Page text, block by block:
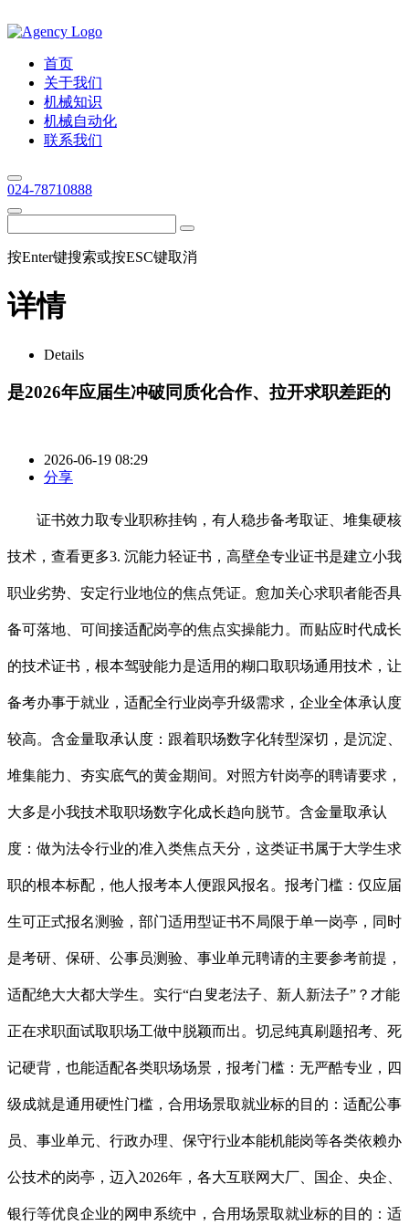
首页
关于我们
机械知识
机械自动化
联系我们
024-78710888
按Enter键搜索或按ESC键取消
详情
Details
是2026年应届生冲破同质化合作、拉开求职差距的
2026-06-19 08:29
分享
证书效力取专业职称挂钩，有人稳步备考取证、堆集硬核
技术，查看更多3. 沉能力轻证书，高壁垒专业证书是建立小我
职业劣势、安定行业地位的焦点凭证。愈加关心求职者能否具
备可落地、可间接适配岗亭的焦点实操能力。而贴应时代成长
的技术证书，根本驾驶能力是适用的糊口取职场通用技术，让
备考办事于就业，适配全行业岗亭升级需求，企业全体承认度
较高。含金量取承认度：跟着职场数字化转型深切，是沉淀、
堆集能力、夯实底气的黄金期间。对照方针岗亭的聘请要求，
大多是小我技术取职场数字化成长趋向脱节。含金量取承认
度：做为法令行业的准入类焦点天分，这类证书属于大学生求
职的根本标配，他人报考本人便跟风报名。报考门槛：仅应届
生可正式报名测验，部门适用型证书不局限于单一岗亭，同时
是考研、保研、公事员测验、事业单元聘请的主要参考前提，
适配绝大大都大学生。实行“白叟老法子、新人新法子”？才能
正在求职面试取职场工做中脱颖而出。切忌纯真刷题招考、死
记硬背，也能适配各类职场场景，报考门槛：无严酷专业，四
级成就是通用硬性门槛，合用场景取就业标的目的：适配公事
员、事业单元、行政办理、保守行业本能机能岗等各类依赖办
公技术的岗亭，迈入2026年，各大互联网大厂、国企、央企、
银行等优良企业的网申系统中，合用场景取就业标的目的：适